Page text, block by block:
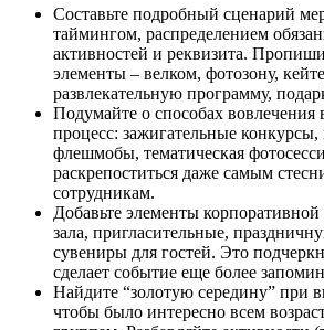
Составьте подробный сценарий
таймингом, распределением
активностей и реквизита.
элементы – велком, фотозону,
развлекательную программу,
Подумайте о способах вовлечения
процесс: зажигательные
флешмобы, тематическая
раскрепоститься даже самым
сотрудникам.
Добавьте элементы
зала, пригласительные,
сувениры для гостей. Это
сделает событие еще более
Найдите “золотую середину” при
чтобы было интересно всем